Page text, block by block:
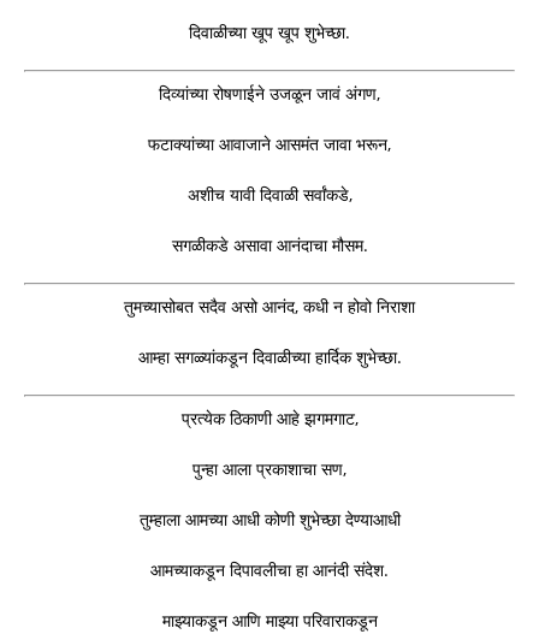
दिवाळीच्या खूप खूप शुभेच्छा.
दिव्यांच्या रोषणाईने उजळून जावं अंगण,
फटाक्यांच्या आवाजाने आसमंत जावा भरून,
अशीच यावी दिवाळी सर्वांकडे,
सगळीकडे असावा आनंदाचा मौसम.
तुमच्यासोबत सदैव असो आनंद, कधी न होवो निराशा
आम्हा सगळ्यांकडून दिवाळीच्या हार्दिक शुभेच्छा.
प्रत्येक ठिकाणी आहे झगमगाट,
पुन्हा आला प्रकाशाचा सण,
तुम्हाला आमच्या आधी कोणी शुभेच्छा देण्याआधी
आमच्याकडून दिपावलीचा हा आनंदी संदेश.
माझ्याकडून आणि माझ्या परिवाराकडून